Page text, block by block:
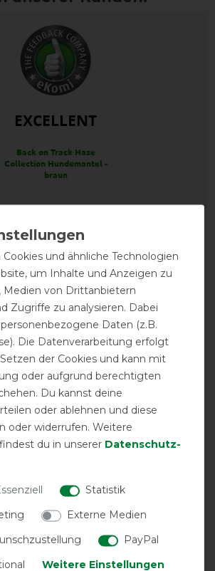
EXCELLENT
Back on Track Haze
Collection Hundemantel -
braun
Product Reviews
1
Product Rating
5/5
product experience
from 1 customer reviews
LATEST REVIEWS
hochwertig schneller Versand nur zu
und ähnliche Technologien
um Inhalte und Anzeigen zu
Medien von Drittanbietern
Zugriffe zu analysieren. Dabei
Daten (z.B.
Die Datenverarbeitung erfolgt
der Cookies und kann mit
oder aufgrund berechtigten
Du kannst deine
oder ablehnen und diese
oder widerrufen. Weitere
du in unserer Daten­schutz­
Statistik
Externe Medien
PayPal
Weitere Einstellungen